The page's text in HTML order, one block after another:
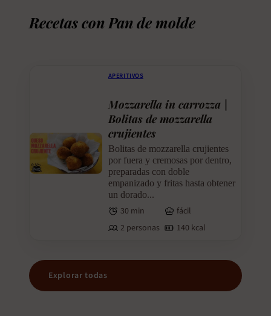
Recetas con Pan de molde
APERITIVOS
Mozzarella in carrozza |
Bolitas de mozzarella
crujientes
Bolitas de mozzarella crujientes
por fuera y cremosas por dentro,
preparadas con doble
empanizado y fritas hasta obtener
un dorado...
30 min
fácil
2 personas
140 kcal
Explorar todas